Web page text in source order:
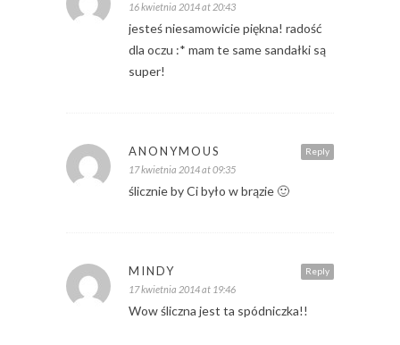
16 kwietnia 2014 at 20:43
jesteś niesamowicie piękna! radość
dla oczu :* mam te same sandałki są
super!
Reply
ANONYMOUS
17 kwietnia 2014 at 09:35
ślicznie by Ci było w brązie 🙂
Reply
MINDY
17 kwietnia 2014 at 19:46
Wow śliczna jest ta spódniczka!!